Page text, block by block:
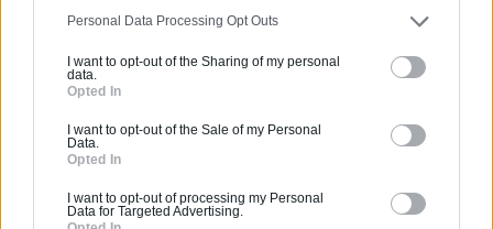
Personal Data Processing Opt Outs
I want to opt-out of the Sharing of my personal
data.
Opted In
I want to opt-out of the Sale of my Personal
Data.
Opted In
I want to opt-out of processing my Personal
Data for Targeted Advertising.